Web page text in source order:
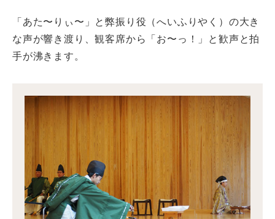
「あた〜りぃ〜」と弊振り役（へいふりやく）の大き
な声が響き渡り、観客席から「お〜っ！」と歓声と拍
手が沸きます。